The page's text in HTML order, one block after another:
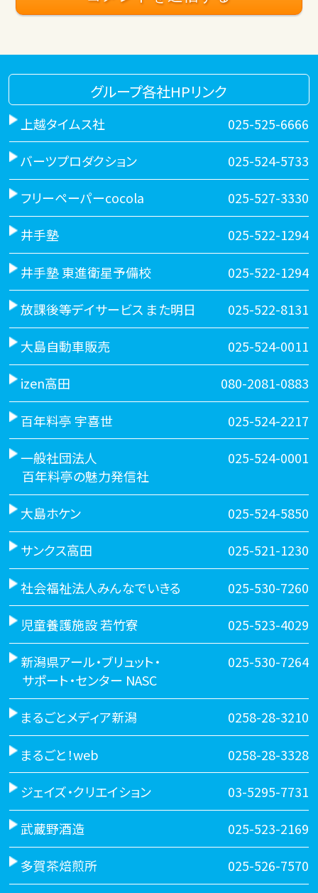
グループ各社HPリンク
上越タイムス社 025-525-6666
バーツプロダクション 025-524-5733
フリーペーパーcocola 025-527-3330
井手塾 025-522-1294
井手塾 東進衛星予備校 025-522-1294
放課後等デイサービス また明日 025-522-8131
大島自動車販売 025-524-0011
izen高田 080-2081-0883
百年料亭 宇喜世 025-524-2217
一般社団法人
百年料亭の魅力発信社
025-524-0001
大島ホケン 025-524-5850
サンクス高田 025-521-1230
社会福祉法人みんなでいきる 025-530-7260
児童養護施設 若竹寮 025-523-4029
新潟県アール・ブリュット・
サポート・センター NASC
025-530-7264
まるごとメディア新潟 0258-28-3210
まるごと！web 0258-28-3328
ジェイズ・クリエイション 03-5295-7731
武蔵野酒造 025-523-2169
多賀茶焙煎所 025-526-7570